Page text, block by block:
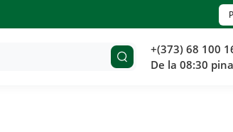
+(373) 68 100
De la 08:30